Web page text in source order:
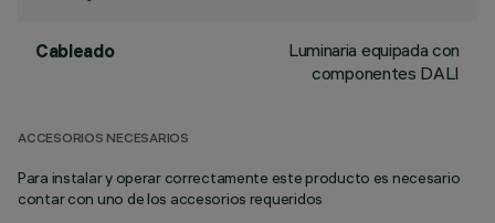
Cableado
Luminaria equipada con
componentes DALI
ACCESORIOS NECESARIOS
Para instalar y operar correctamente este producto es necesario
contar con uno de los accesorios requeridos